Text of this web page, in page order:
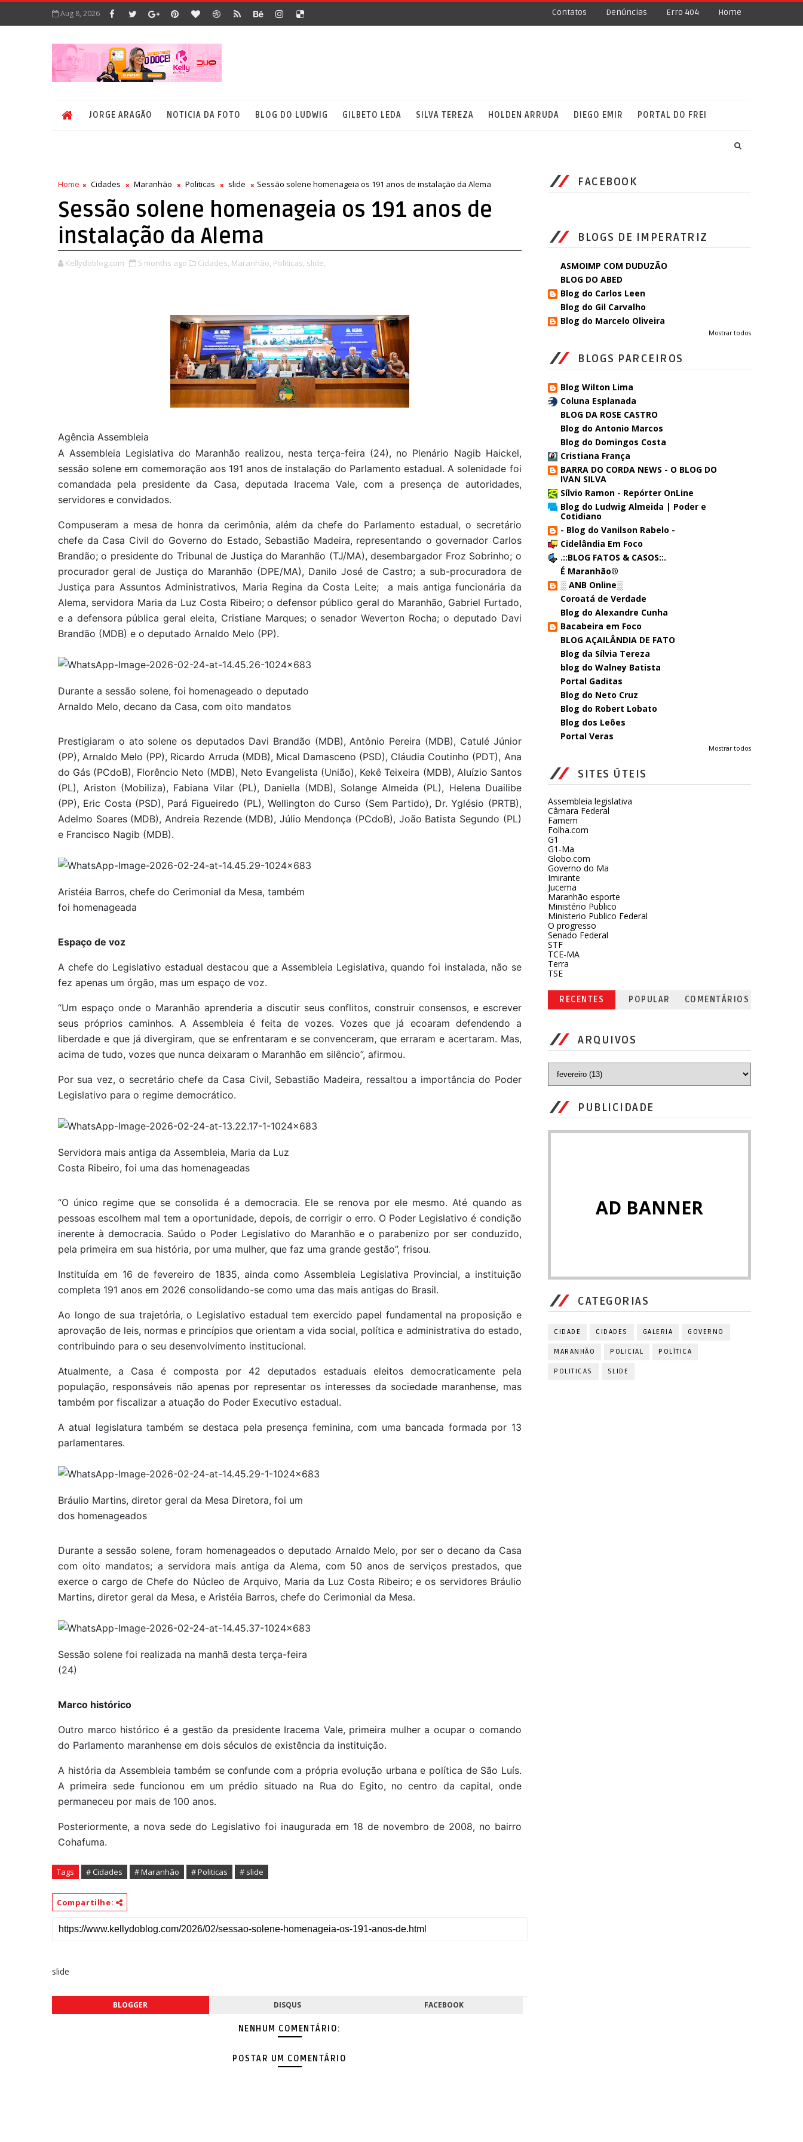
Aug 8, 2026 Contatos Denúncias Erro 404 Home
JORGE ARAGÃO NOTICIA DA FOTO BLOG DO LUDWIG GILBETO LEDA SILVA TEREZA HOLDEN ARRUDA DIEGO EMIR PORTAL DO FREI
Home Cidades Maranhão Politicas slide Sessão solene homenageia os 191 anos de instalação da Alema
Sessão solene homenageia os 191 anos de
instalação da Alema
Kellydoblog.com 5 months ago Cidades, Maranhão, Politicas, slide,
Agência Assembleia
A Assembleia Legislativa do Maranhão realizou, nesta terça-feira (24), no Plenário Nagib Haickel,
sessão solene em comemoração aos 191 anos de instalação do Parlamento estadual. A solenidade foi
comandada pela presidente da Casa, deputada Iracema Vale, com a presença de autoridades,
servidores e convidados.
Compuseram a mesa de honra da cerimônia, além da chefe do Parlamento estadual, o secretário
chefe da Casa Civil do Governo do Estado, Sebastião Madeira, representando o governador Carlos
Brandão; o presidente do Tribunal de Justiça do Maranhão (TJ/MA), desembargador Froz Sobrinho; o
procurador geral de Justiça do Maranhão (DPE/MA), Danilo José de Castro; a sub-procuradora de
Justiça para Assuntos Administrativos, Maria Regina da Costa Leite; a mais antiga funcionária da
Alema, servidora Maria da Luz Costa Ribeiro; o defensor público geral do Maranhão, Gabriel Furtado,
e a defensora pública geral eleita, Cristiane Marques; o senador Weverton Rocha; o deputado Davi
Brandão (MDB) e o deputado Arnaldo Melo (PP).
Durante a sessão solene, foi homenageado o deputado
Arnaldo Melo, decano da Casa, com oito mandatos
Prestigiaram o ato solene os deputados Davi Brandão (MDB), Antônio Pereira (MDB), Catulé Júnior
(PP), Arnaldo Melo (PP), Ricardo Arruda (MDB), Mical Damasceno (PSD), Cláudia Coutinho (PDT), Ana
do Gás (PCdoB), Florêncio Neto (MDB), Neto Evangelista (União), Kekê Teixeira (MDB), Aluízio Santos
(PL), Ariston (Mobiliza), Fabiana Vilar (PL), Daniella (MDB), Solange Almeida (PL), Helena Duailibe
(PP), Eric Costa (PSD), Pará Figueiredo (PL), Wellington do Curso (Sem Partido), Dr. Yglésio (PRTB),
Adelmo Soares (MDB), Andreia Rezende (MDB), Júlio Mendonça (PCdoB), João Batista Segundo (PL)
e Francisco Nagib (MDB).
Aristéia Barros, chefe do Cerimonial da Mesa, também
foi homenageada
Espaço de voz
A chefe do Legislativo estadual destacou que a Assembleia Legislativa, quando foi instalada, não se
fez apenas um órgão, mas um espaço de voz.
“Um espaço onde o Maranhão aprenderia a discutir seus conflitos, construir consensos, e escrever
seus próprios caminhos. A Assembleia é feita de vozes. Vozes que já ecoaram defendendo a
liberdade e que já divergiram, que se enfrentaram e se convenceram, que erraram e acertaram. Mas,
acima de tudo, vozes que nunca deixaram o Maranhão em silêncio”, afirmou.
Por sua vez, o secretário chefe da Casa Civil, Sebastião Madeira, ressaltou a importância do Poder
Legislativo para o regime democrático.
Servidora mais antiga da Assembleia, Maria da Luz
Costa Ribeiro, foi uma das homenageadas
“O único regime que se consolida é a democracia. Ele se renova por ele mesmo. Até quando as
pessoas escolhem mal tem a oportunidade, depois, de corrigir o erro. O Poder Legislativo é condição
inerente à democracia. Saúdo o Poder Legislativo do Maranhão e o parabenizo por ser conduzido,
pela primeira em sua história, por uma mulher, que faz uma grande gestão”, frisou.
Instituída em 16 de fevereiro de 1835, ainda como Assembleia Legislativa Provincial, a instituição
completa 191 anos em 2026 consolidando-se como uma das mais antigas do Brasil.
Ao longo de sua trajetória, o Legislativo estadual tem exercido papel fundamental na proposição e
aprovação de leis, normas e princípios que orientam a vida social, política e administrativa do estado,
contribuindo para o seu desenvolvimento institucional.
Atualmente, a Casa é composta por 42 deputados estaduais eleitos democraticamente pela
população, responsáveis não apenas por representar os interesses da sociedade maranhense, mas
também por fiscalizar a atuação do Poder Executivo estadual.
A atual legislatura também se destaca pela presença feminina, com uma bancada formada por 13
parlamentares.
Bráulio Martins, diretor geral da Mesa Diretora, foi um
dos homenageados
Durante a sessão solene, foram homenageados o deputado Arnaldo Melo, por ser o decano da Casa
com oito mandatos; a servidora mais antiga da Alema, com 50 anos de serviços prestados, que
exerce o cargo de Chefe do Núcleo de Arquivo, Maria da Luz Costa Ribeiro; e os servidores Bráulio
Martins, diretor geral da Mesa, e Aristéia Barros, chefe do Cerimonial da Mesa.
Sessão solene foi realizada na manhã desta terça-feira
(24)
Marco histórico
Outro marco histórico é a gestão da presidente Iracema Vale, primeira mulher a ocupar o comando
do Parlamento maranhense em dois séculos de existência da instituição.
A história da Assembleia também se confunde com a própria evolução urbana e política de São Luís.
A primeira sede funcionou em um prédio situado na Rua do Egito, no centro da capital, onde
permaneceu por mais de 100 anos.
Posteriormente, a nova sede do Legislativo foi inaugurada em 18 de novembro de 2008, no bairro
Cohafuma.
Tags # Cidades # Maranhão # Politicas # slide
Compartilhe:
slide
BLOGGER DISQUS FACEBOOK
NENHUM COMENTÁRIO:
POSTAR UM COMENTÁRIO
FACEBOOK
BLOGS DE IMPERATRIZ
ASMOIMP COM DUDUZÃO
BLOG DO ABED
Blog do Carlos Leen
Blog do Gil Carvalho
Blog do Marcelo Oliveira
Mostrar todos
BLOGS PARCEIROS
Blog Wilton Lima
Coluna Esplanada
BLOG DA ROSE CASTRO
Blog do Antonio Marcos
Blog do Domingos Costa
Cristiana França
BARRA DO CORDA NEWS - O BLOG DO
IVAN SILVA
Sílvio Ramon - Repórter OnLine
Blog do Ludwig Almeida | Poder e
Cotidiano
- Blog do Vanilson Rabelo -
Cidelândia Em Foco
.::BLOG FATOS & CASOS::.
É Maranhão®
░ ANB Online░
Coroatá de Verdade
Blog do Alexandre Cunha
Bacabeira em Foco
BLOG AÇAILÂNDIA DE FATO
Blog da Sílvia Tereza
blog do Walney Batista
Portal Gaditas
Blog do Neto Cruz
Blog do Robert Lobato
Blog dos Leões
Portal Veras
Mostrar todos
SITES ÚTEIS
Assembleia legislativa
Câmara Federal
Famem
Folha.com
G1
G1-Ma
Globo.com
Governo do Ma
Imirante
Jucema
Maranhão esporte
Ministério Publico
Ministerio Publico Federal
O progresso
Senado Federal
STF
TCE-MA
Terra
TSE
RECENTES POPULAR COMENTÁRIOS
ARQUIVOS
PUBLICIDADE
AD BANNER
CATEGORIAS
CIDADE CIDADES GALERIA GOVERNO
MARANHÃO POLICIAL POLÍTICA
POLITICAS SLIDE